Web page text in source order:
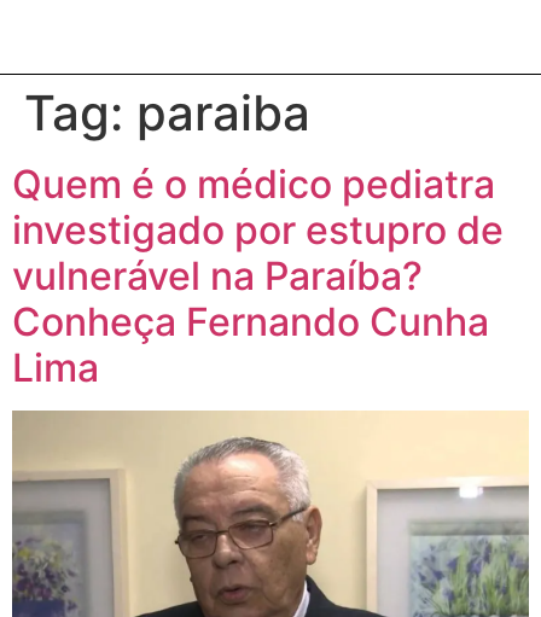
Tag: paraiba
Quem é o médico pediatra
investigado por estupro de
vulnerável na Paraíba?
Conheça Fernando Cunha
Lima